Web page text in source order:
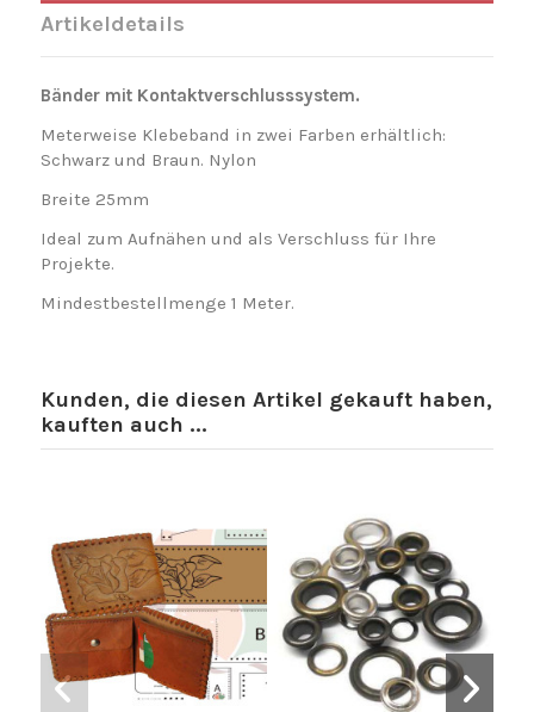
Artikeldetails
Bänder mit Kontaktverschlusssystem.
Meterweise Klebeband in zwei Farben erhältlich:
Schwarz und Braun. Nylon
Breite 25mm
Ideal zum Aufnähen und als Verschluss für Ihre
Projekte.
Mindestbestellmenge 1 Meter.
Kunden, die diesen Artikel gekauft haben,
kauften auch ...